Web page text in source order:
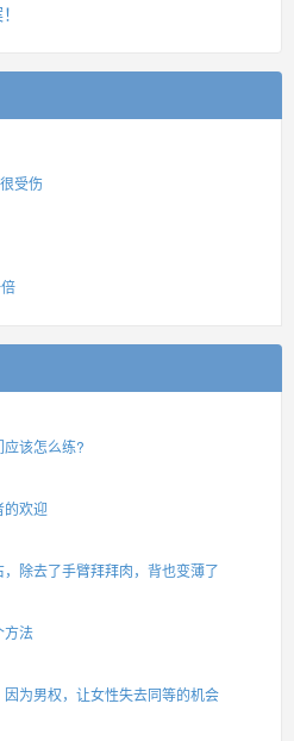
受伤
该怎么练?
欢迎
除去了手臂拜拜肉，背也变薄了
方法
为男权，让女性失去同等的机会